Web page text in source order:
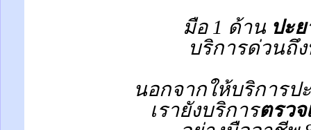
มือ 1 ด้าน ปะ
บริการด่วนถึ
นอกจากให้บริการป
เรายังบริการตรวจ